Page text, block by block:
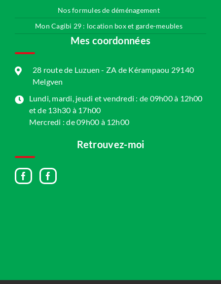
Nos formules de déménagement
Mon Cagibi 29 : location box et garde-meubles
Mes coordonnées
28 route de Luzuen - ZA de Kérampaou 29140
Melgven
Lundi, mardi, jeudi et vendredi : de 09h00 à 12h00
et de 13h30 à 17h00
Mercredi : de 09h00 à 12h00
Retrouvez-moi